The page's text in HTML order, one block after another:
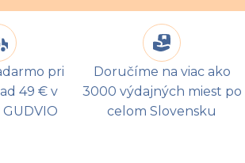
pri
49 € v
Doručíme na viac ako
3000 výdajných miest po
celom Slovensku